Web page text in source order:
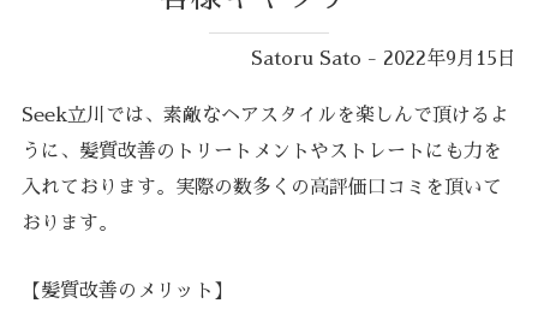
Satoru Sato - 2022年9月15日
Seek立川では、素敵なヘアスタイルを楽しんで頂けるよ
うに、髪質改善のトリートメントやストレートにも力を
入れております。実際の数多くの高評価口コミを頂いて
おります。
【髪質改善のメリット】